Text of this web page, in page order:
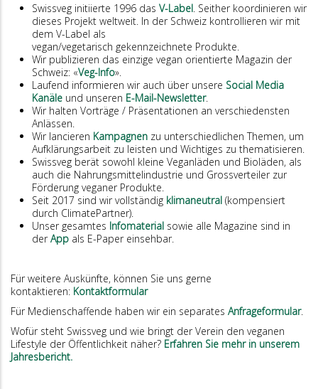
Swissveg initiierte 1996 das V-Label . Seither koordinieren wir
dieses Projekt weltweit. In der Schweiz kontrollieren wir mit
dem V-Label als
vegan/vegetarisch gekennzeichnete Produkte.
Wir publizieren das einzige vegan orientierte Magazin der
Schweiz: «Veg-Info».
Laufend informieren wir auch über unsere Social Media
Kanäle und unseren E-Mail-Newsletter.
Wir halten Vorträge / Präsentationen an verschiedensten
Anlässen.
Wir lancieren Kampagnen zu unterschiedlichen Themen, um
Aufklärungsarbeit zu leisten und Wichtiges zu thematisieren.
Swissveg berät sowohl kleine Veganläden und Bioläden, als
auch die Nahrungsmittelindustrie und Grossverteiler zur
Förderung veganer Produkte.
Seit 2017 sind wir vollständig klimaneutral (kompensiert
durch ClimatePartner).
Unser gesamtes Infomaterial sowie alle Magazine sind in
derApp als E-Paper einsehbar.
Für weitere Auskünfte, können Sie uns gerne
kontaktieren: Kontaktformular
Für Medienschaffende haben wir ein separates Anfrageformular.
Wofür steht Swissveg und wie bringt der Verein den veganen
Lifestyle der Öffentlichkeit näher? Erfahren Sie mehr in unserem
Jahresbericht.